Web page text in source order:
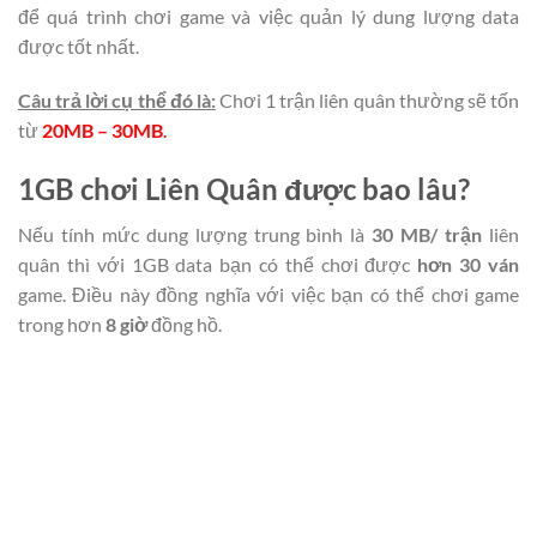
để quá trình chơi game và việc quản lý dung lượng data
được tốt nhất.
Câu trả lời cụ thể đó là:Chơi 1 trận liên quân thường sẽ tốn
từ 20MB – 30MB.
1GB chơi Liên Quân được bao lâu?
Nếu tính mức dung lượng trung bình là 30 MB/ trận liên
quân thì với 1GB data bạn có thể chơi được hơn 30 ván
game. Điều này đồng nghĩa với việc bạn có thể chơi game
trong hơn 8 giờđồng hồ.